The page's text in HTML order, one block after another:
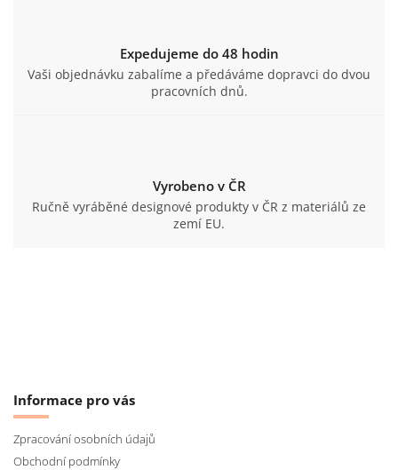
Expedujeme do 48 hodin
Vaši objednávku zabalíme a předáváme dopravci do dvou
pracovních dnů.
Vyrobeno v ČR
Ručně vyráběné designové produkty v ČR z materiálů ze
zemí EU.
Informace pro vás
Zpracování osobních údajů
Obchodní podmínky